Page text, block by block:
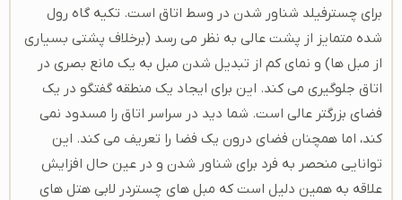
برای چسترفیلد شناور شدن در وسط اتاق است. تکیه گاه رول
شده متمایز از پشت عالی به نظر می رسد (برخلاف پشتی بسیاری
از مبل ها) و نمای کم از تبدیل شدن مبل به یک مانع بصری در
اتاق جلوگیری می کند. این برای ایجاد یک منطقه گفتگو در یک
فضای بزرگتر عالی است. شما دید در سراسر اتاق را مسدود نمی
کند، اما همچنان فضای درون یک فضا را تعریف می کند. این
توانایی منحصر به فرد برای شناور شدن و در عین حال افزایش
علاقه به همین دلیل است که مبل های چستردر لابی هتل های